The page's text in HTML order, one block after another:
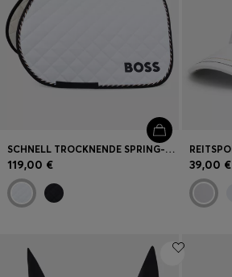
SCHNELL TROCKNENDE SPRING-SCHABRACKE MIT LOGO
119,00 € 39,00 €